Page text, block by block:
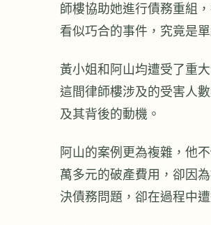
師樓協助她進行債務重組
看似巧合的事件，究竟是
黃小姐和阿山均遭受了重
這間律師樓涉及的受害人
及其背後的動機。
阿山的案例更為複雜，他
萬多元的破產費用，卻因
決債務問題，卻在過程中